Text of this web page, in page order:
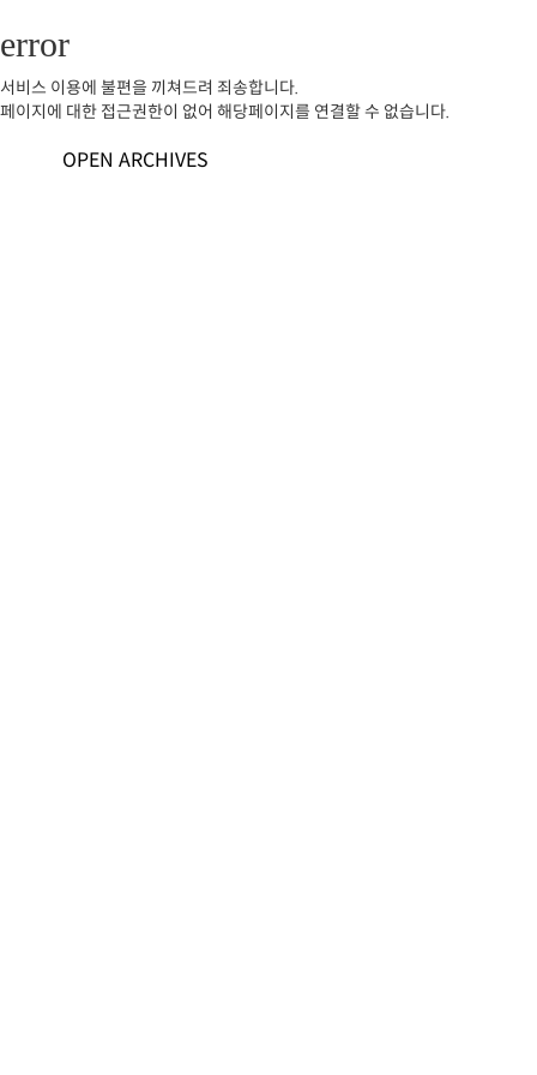
error
서비스 이용에 불편을 끼쳐드려 죄송합니다.
페이지에 대한 접근권한이 없어 해당페이지를 연결할 수 없습니다.
OPEN ARCHIVES